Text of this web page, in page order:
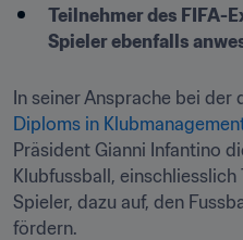
Teilnehmer des FIFA-
Spieler ebenfalls
In seiner Ansprache bei
Diploms in
Präsident Gianni Infantino
Klubfussball,
Spieler, dazu auf, den
fördern.